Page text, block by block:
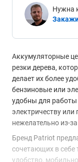
Нужна
Аккумуляторные
резки дерева,
делает их более
бензиновые или
удобны для работы
электричеству или
нежелательно из-
Бренд Patriot
сочетающих в себе
удобство,